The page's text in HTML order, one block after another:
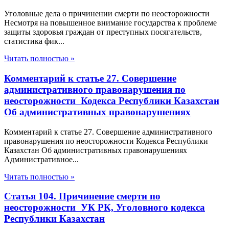
Уголовные дела о причинении смерти по неосторожности
Несмотря на повышенное внимание государства к проблеме
защиты здоровья граждан от преступных посягательств,
статистика фик...
Читать полностью »
Комментарий к статье 27. Совершение
административного правонарушения по
неосторожности Кодекса Республики Казахстан
Об административных правонарушениях
Комментарий к статье 27. Совершение административного
правонарушения по неосторожности Кодекса Республики
Казахстан Об административных правонарушениях
Административное...
Читать полностью »
Статья 104. Причинение смерти по
неосторожности УК РК, Уголовного кодекса
Республики Казахстан